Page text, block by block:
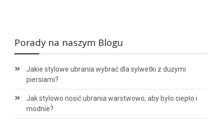
Porady na naszym Blogu
Jakie stylowe ubrania wybrać dla sylwetki z dużymi
piersiami?
Jak stylowo nosić ubrania warstwowo, aby było ciepło i
modnie?